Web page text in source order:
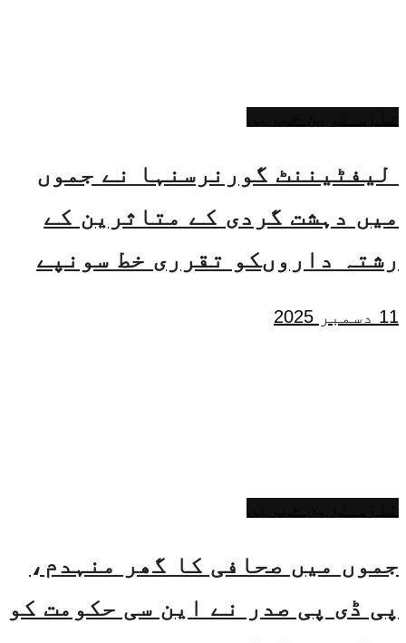
لیفٹیننٹ گورنرسنہا نے جموں
میں دہشت گردی کے متاثرین کے
رشتہ داروںکو تقرری خط سونپے
11 دسمبر 2025
جموں میں صحافی کا گھر منہدم،
پی ڈی پی صدر نے این سی حکومت کو